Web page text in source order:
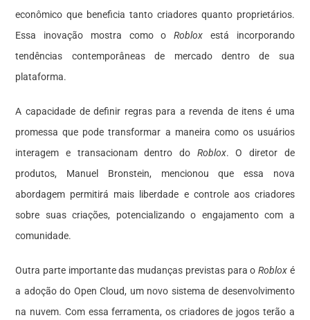
econômico que beneficia tanto criadores quanto proprietários.
Essa inovação mostra como oRoblox está incorporando
tendências contemporâneas de mercado dentro de sua
plataforma.
A capacidade de definir regras para a revenda de itens é uma
promessa que pode transformar a maneira como os usuários
interagem e transacionam dentro do Roblox. O diretor de
produtos, Manuel Bronstein, mencionou que essa nova
abordagem permitirá mais liberdade e controle aos criadores
sobre suas criações, potencializando o engajamento com a
comunidade.
Outra parte importante das mudanças previstas para o Robloxé
a adoção do Open Cloud, um novo sistema de desenvolvimento
na nuvem. Com essa ferramenta, os criadores de jogos terão a